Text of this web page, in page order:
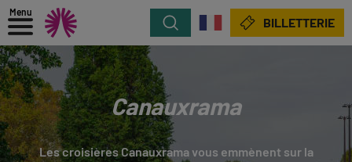
Menu
Rechercher BILLETTERIE
Canauxrama
Les croisières Canauxrama vous emmènent sur la